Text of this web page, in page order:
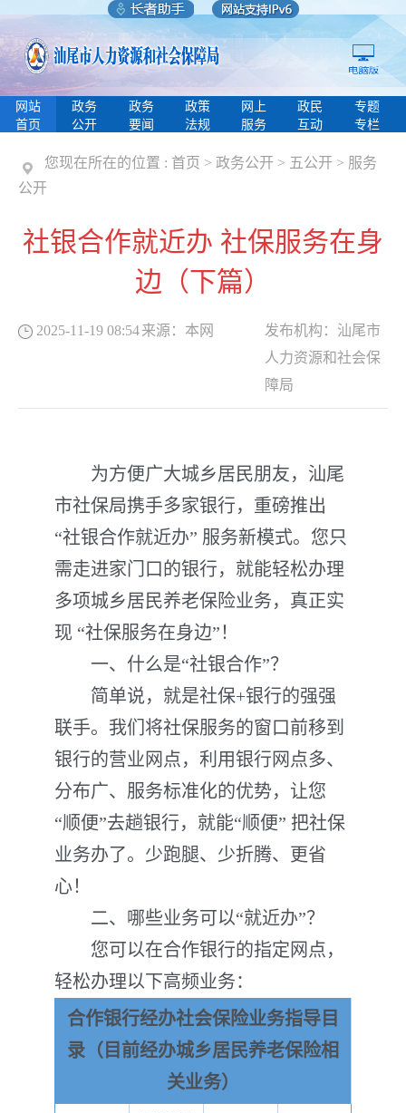
网站
首页
政务
公开
政务
要闻
政策
法规
网上
服务
政民
互动
专题
专栏
您现在所在的位置 : 首页 > 政务公开 > 五公开 > 服务
公开
社银合作就近办 社保服务在身
边（下篇）
2025-11-19 08:54来源： 本网 发布机构： 汕尾市
人力资源和社会保
障局
为方便广大城乡居民朋友，汕尾
市社保局携手多家银行，重磅推出
“社银合作就近办” 服务新模式。您只
需走进家门口的银行，就能轻松办理
多项城乡居民养老保险业务，真正实
现 “社保服务在身边”！
一、什么是“社银合作”？
简单说，就是社保+银行的强强
联手。我们将社保服务的窗口前移到
银行的营业网点，利用银行网点多、
分布广、服务标准化的优势，让您
“顺便”去趟银行，就能“顺便” 把社保
业务办了。少跑腿、少折腾、更省
心！
二、哪些业务可以“就近办”？
您可以在合作银行的指定网点，
轻松办理以下高频业务：
合作银行经办社会保险业务指导目
录 （目前经办城乡居民养老保险相
关业务）